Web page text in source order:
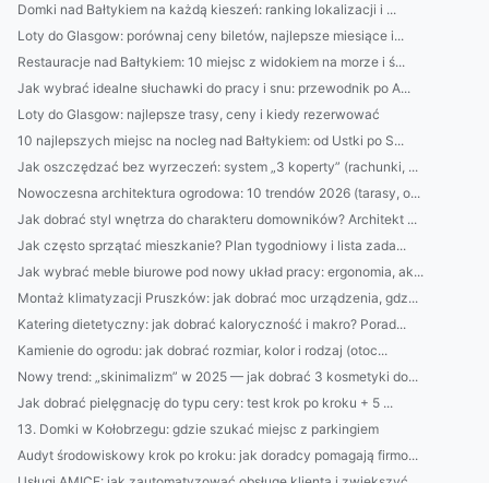
Domki nad Bałtykiem na każdą kieszeń: ranking lokalizacji i ...
Loty do Glasgow: porównaj ceny biletów, najlepsze miesiące i...
Restauracje nad Bałtykiem: 10 miejsc z widokiem na morze i ś...
Jak wybrać idealne słuchawki do pracy i snu: przewodnik po A...
Loty do Glasgow: najlepsze trasy, ceny i kiedy rezerwować
10 najlepszych miejsc na nocleg nad Bałtykiem: od Ustki po S...
Jak oszczędzać bez wyrzeczeń: system „3 koperty” (rachunki, ...
Nowoczesna architektura ogrodowa: 10 trendów 2026 (tarasy, o...
Jak dobrać styl wnętrza do charakteru domowników? Architekt ...
Jak często sprzątać mieszkanie? Plan tygodniowy i lista zada...
Jak wybrać meble biurowe pod nowy układ pracy: ergonomia, ak...
Montaż klimatyzacji Pruszków: jak dobrać moc urządzenia, gdz...
Katering dietetyczny: jak dobrać kaloryczność i makro? Porad...
Kamienie do ogrodu: jak dobrać rozmiar, kolor i rodzaj (otoc...
Nowy trend: „skinimalizm” w 2025 — jak dobrać 3 kosmetyki do...
Jak dobrać pielęgnację do typu cery: test krok po kroku + 5 ...
13. Domki w Kołobrzegu: gdzie szukać miejsc z parkingiem
Audyt środowiskowy krok po kroku: jak doradcy pomagają firmo...